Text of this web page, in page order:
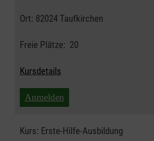
Ort: 82024 Taufkirchen
Freie Plätze: 20
Kursdetails
Anmelden
Kurs: Erste-Hilfe-Ausbildung